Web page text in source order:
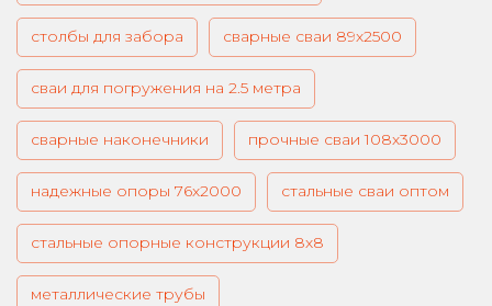
столбы для забора сварные сваи 89х2500
сваи для погружения на 2.5 метра
сварные наконечники прочные сваи 108х3000
надежные опоры 76х2000 стальные сваи оптом
стальные опорные конструкции 8х8
металлические трубы